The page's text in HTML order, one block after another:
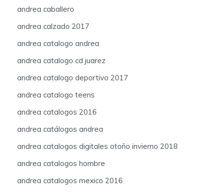
andrea caballero
andrea calzado 2017
andrea catalogo andrea
andrea catalogo cd juarez
andrea catalogo deportivo 2017
andrea catalogo teens
andrea catalogos 2016
andrea catálogos andrea
andrea catalogos digitales otoño invierno 2018
andrea catalogos hombre
andrea catalogos mexico 2016